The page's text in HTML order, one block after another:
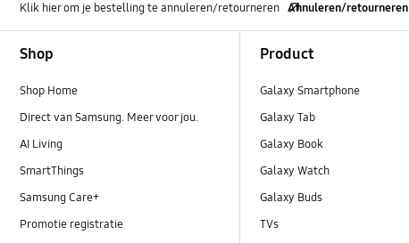
Klik hier om je bestelling te annuleren/retourneren Annuleren/retourneren
Shop
Shop Home
Direct van Samsung. Meer voor jou.
AI Living
SmartThings
Samsung Care+
Promotie registratie
Product
Galaxy Smartphone
Galaxy Tab
Galaxy Book
Galaxy Watch
Galaxy Buds
TVs